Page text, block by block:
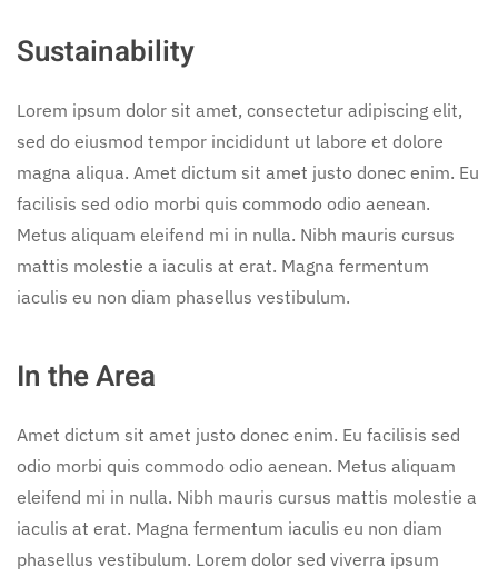
Sustainability
Lorem ipsum dolor sit amet, consectetur adipiscing elit,
sed do eiusmod tempor incididunt ut labore et dolore
magna aliqua. Amet dictum sit amet justo donec enim. Eu
facilisis sed odio morbi quis commodo odio aenean.
Metus aliquam eleifend mi in nulla. Nibh mauris cursus
mattis molestie a iaculis at erat. Magna fermentum
iaculis eu non diam phasellus vestibulum.
In the Area
Amet dictum sit amet justo donec enim. Eu facilisis sed
odio morbi quis commodo odio aenean. Metus aliquam
eleifend mi in nulla. Nibh mauris cursus mattis molestie a
iaculis at erat. Magna fermentum iaculis eu non diam
phasellus vestibulum. Lorem dolor sed viverra ipsum